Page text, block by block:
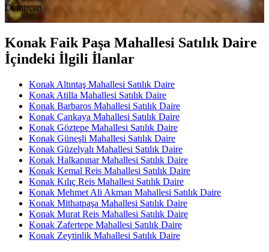
Demircan
Konak Faik Paşa Mahallesi Satılık Daire
İçindeki İlgili İlanlar
Konak Altıntaş Mahallesi Satılık Daire
Konak Atilla Mahallesi Satılık Daire
Konak Barbaros Mahallesi Satılık Daire
Konak Çankaya Mahallesi Satılık Daire
Konak Göztepe Mahallesi Satılık Daire
Konak Güneşli Mahallesi Satılık Daire
Konak Güzelyalı Mahallesi Satılık Daire
Konak Halkapınar Mahallesi Satılık Daire
Konak Kemal Reis Mahallesi Satılık Daire
Konak Kılıç Reis Mahallesi Satılık Daire
Konak Mehmet Ali Akman Mahallesi Satılık Daire
Konak Mithatpaşa Mahallesi Satılık Daire
Konak Murat Reis Mahallesi Satılık Daire
Konak Zafertepe Mahallesi Satılık Daire
Konak Zeytinlik Mahallesi Satılık Daire